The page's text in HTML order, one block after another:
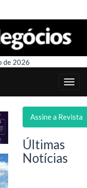
de 2026
Assine a Revista
Últimas
Notícias